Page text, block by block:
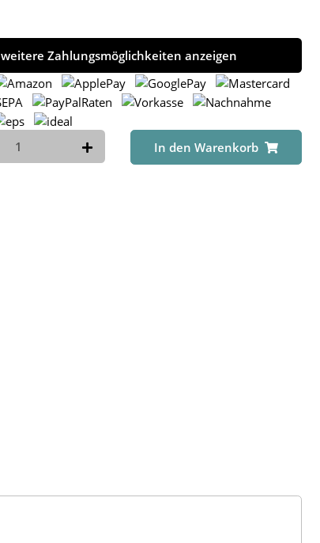
weitere Zahlungsmöglichkeiten anzeigen
In den Warenkorb